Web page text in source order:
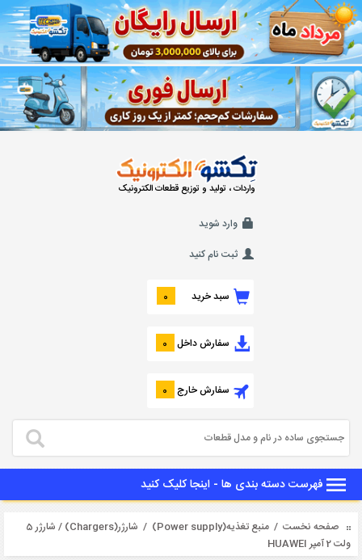
واردات ، تولید و توزیع قطعات الکترونیک
وارد شوید
ثبت نام کنید
سبد خرید 0
سفارش داخل 0
سفارش خارج 0
فهرست دسته بندی ها - اینجا کلیک کنید
صفحه نخست / منبع تغذیه(Power supply) / شارژر(Chargers)
/ شارژر 5
ولت 2 آمپر HUAWEI